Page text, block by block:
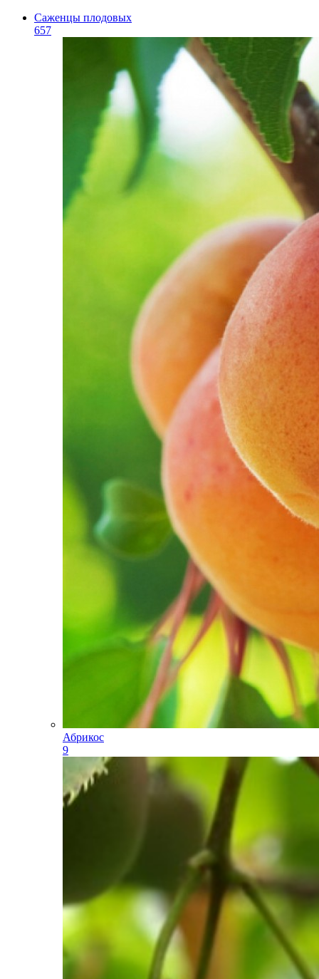
Саженцы плодовых
657
Абрикос
9